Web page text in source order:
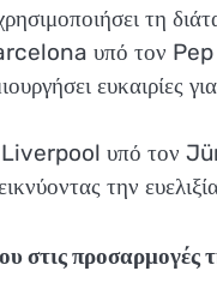
τη
υπό τον
ευκαιρίες
υπό τον
την
στις προσαρμογές